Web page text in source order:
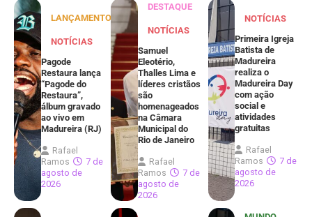
LANÇAMENTOS
NOTÍCIAS
Pagode
Restaura lança
“Pagode do
Restaura”,
álbum gravado
ao vivo em
Madureira (RJ)
Rafael
Ramos
7 de
agosto de
2026
DESTAQUE
NOTÍCIAS
Samuel
Eleotério,
Thalles Lima e
líderes cristãos
são
homenageados
na Câmara
Municipal do
Rio de Janeiro
Rafael
Ramos
7 de
agosto de
2026
NOTÍCIAS
Primeira Igreja
Batista de
Madureira
realiza o
Madureira Day
com ação
social e
atividades
gratuitas
Rafael
Ramos
7 de
agosto de
2026